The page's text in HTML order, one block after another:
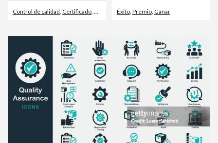
Control de calidad, Certificado, ConfianzaÉxito, Premio, Ganar